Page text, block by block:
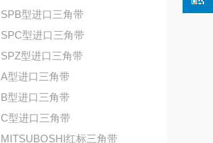
SPB型进口三角带
SPC型进口三角带
SPZ型进口三角带
A型进口三角带
B型进口三角带
C型进口三角带
MITSUBOSHI红标三角带